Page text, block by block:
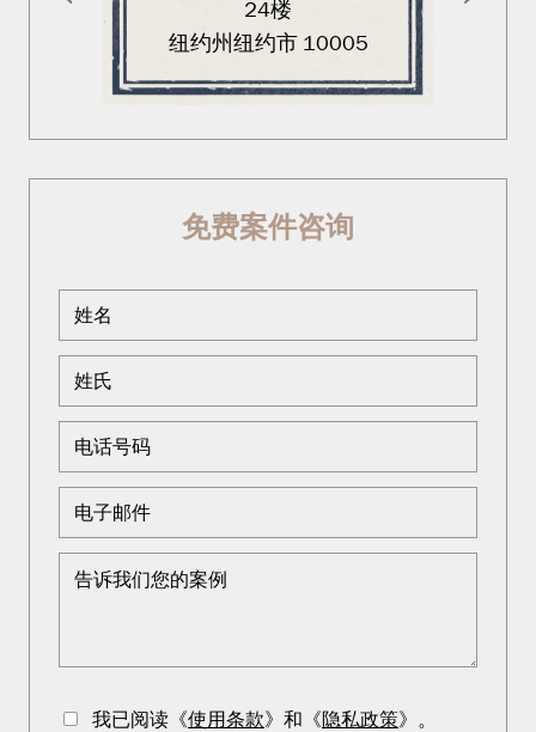
24楼
纽约州纽约市 10005
免费案件咨询
我已阅读《使用条款》和《 隐私政策》。